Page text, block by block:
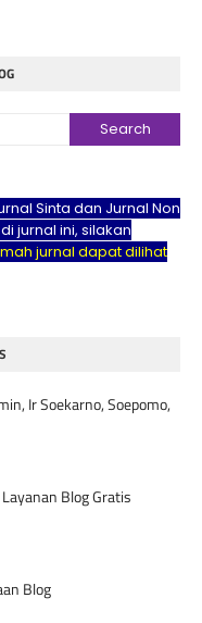
Sinta dan Jurnal Non
jurnal ini, silakan
jurnal dapat dilihat
Ir Soekarno, Soepomo,
Blog Gratis
Blog